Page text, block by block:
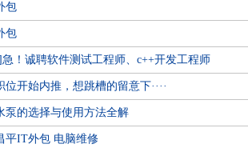
包
包
！诚聘软件测试工程师、c++开发工程师
位开始内推，想跳槽的留意下····
泵的选择与使用方法全解
平IT外包 电脑维修